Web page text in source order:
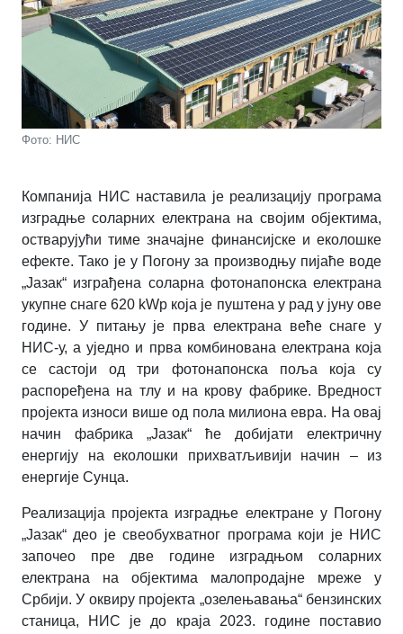
Фото: НИС
Компанија НИС наставила је реализацију програма
изградње соларних електрана на својим објектима,
остварујући тиме значајне финансијске и еколошке
ефекте. Тако је у Погону за производњу пијаће воде
„Јазак“ изграђена соларна фотонапонска електрана
укупне снаге 620 kWp која је пуштена у рад у јуну ове
године. У питању је прва електрана веће снаге у
НИС-у, а уједно и прва комбинована електрана која
се састоји од три фотонапонска поља која су
распоређена на тлу и на крову фабрике. Вредност
пројекта износи више од пола милиона евра. На овај
начин фабрика „Јазак“ ће добијати електричну
енергију на еколошки прихватљивији начин – из
енергије Сунца.
Реализација пројекта изградње електране у Погону
„Јазак“ део је свеобухватног програма који је НИС
започео пре две године изградњом соларних
електрана на објектима малопродајне мреже у
Србији. У оквиру пројекта „озелењавања“ бензинских
станица, НИС је до краја 2023. године поставио